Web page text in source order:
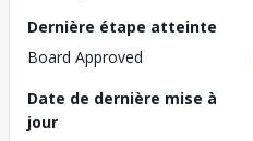
Dernière étape atteinte
Board Approved
Date de dernière mise à
jour